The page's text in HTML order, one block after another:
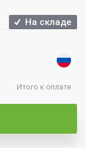
На складе
Итого к оплате